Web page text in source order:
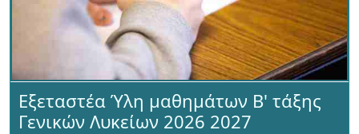
Εξεταστέα Ύλη μαθημάτων Β' τάξης
Γενικών Λυκείων 2026 2027